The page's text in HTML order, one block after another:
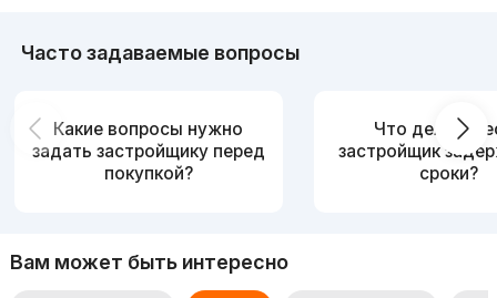
Часто задаваемые вопросы
Какие вопросы нужно
задать застройщику перед
покупкой?
Что делать,
застройщик
сроки?
Вам может быть интересно